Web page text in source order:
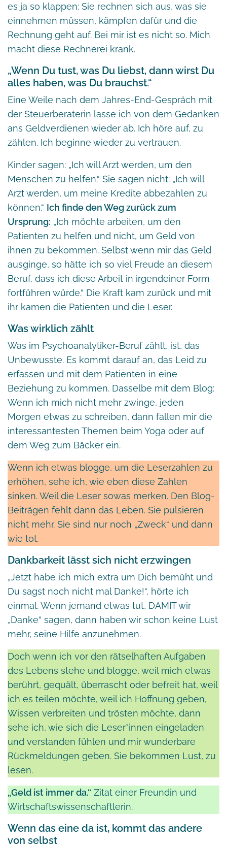
es ja so klappen: Sie rechnen sich aus, was sie
einnehmen müssen, kämpfen dafür und die
Rechnung geht auf. Bei mir ist es nicht so. Mich
macht diese Rechnerei krank.
„Wenn Du tust, was Du liebst, dann wirst Du
alles haben, was Du brauchst.“
Eine Weile nach dem Jahres-End-Gespräch mit
der Steuerberaterin lasse ich von dem Gedanken
ans Geldverdienen wieder ab. Ich höre auf, zu
zählen. Ich beginne wieder zu vertrauen.
Kinder sagen: „Ich will Arzt werden, um den
Menschen zu helfen.“ Sie sagen nicht: „Ich will
Arzt werden, um meine Kredite abbezahlen zu
können.“ Ich finde den Weg zurück zum
Ursprung: „Ich möchte arbeiten, um den
Patienten zu helfen und nicht, um Geld von
ihnen zu bekommen. Selbst wenn mir das Geld
ausginge, so hätte ich so viel Freude an diesem
Beruf, dass ich diese Arbeit in irgendeiner Form
fortführen würde.“ Die Kraft kam zurück und mit
ihr kamen die Patienten und die Leser.
Was wirklich zählt
Was im Psychoanalytiker-Beruf zählt, ist, das
Unbewusste. Es kommt darauf an, das Leid zu
erfassen und mit dem Patienten in eine
Beziehung zu kommen. Dasselbe mit dem Blog:
Wenn ich mich nicht mehr zwinge, jeden
Morgen etwas zu schreiben, dann fallen mir die
interessantesten Themen beim Yoga oder auf
dem Weg zum Bäcker ein.
Wenn ich etwas blogge, um die Leserzahlen zu
erhöhen, sehe ich, wie eben diese Zahlen
sinken. Weil die Leser sowas merken. Den Blog-
Beiträgen fehlt dann das Leben. Sie pulsieren
nicht mehr. Sie sind nur noch „Zweck“ und dann
wie tot.
Dankbarkeit lässt sich nicht erzwingen
„Jetzt habe ich mich extra um Dich bemüht und
Du sagst noch nicht mal Danke!“, hörte ich
einmal. Wenn jemand etwas tut, DAMIT wir
„Danke“ sagen, dann haben wir schon keine Lust
mehr, seine Hilfe anzunehmen.
Doch wenn ich vor den rätselhaften Aufgaben
des Lebens stehe und blogge, weil mich etwas
berührt, gequält, überrascht oder befreit hat, weil
ich es teilen möchte, weil ich Hoffnung geben,
Wissen verbreiten und trösten möchte, dann
sehe ich, wie sich die Leser*innen eingeladen
und verstanden fühlen und mir wunderbare
Rückmeldungen geben. Sie bekommen Lust, zu
lesen.
„Geld ist immer da.“ Zitat einer Freundin und
Wirtschaftswissenschaftlerin.
Wenn das eine da ist, kommt das andere
von selbst